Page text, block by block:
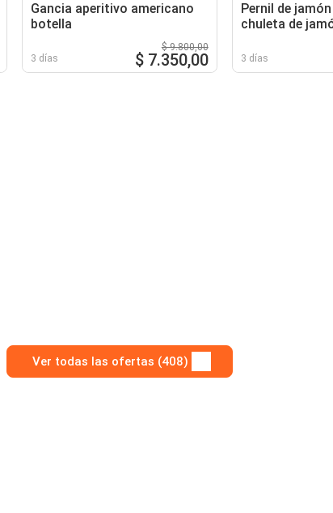
Gancia aperitivo americano
botella
3 días
$ 9.800,00
$ 7.350,00
Pernil de
chuleta de
3 días
Ver todas las ofertas (408)